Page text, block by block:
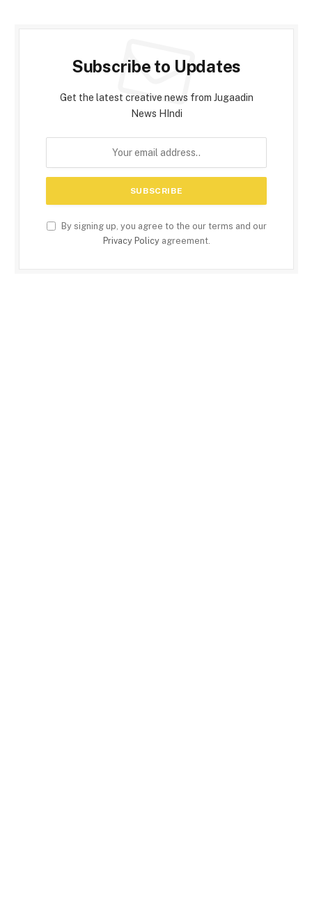
Subscribe to Updates
Get the latest creative news from Jugaadin
News HIndi
By signing up, you agree to the our terms and our
Privacy Policyagreement.